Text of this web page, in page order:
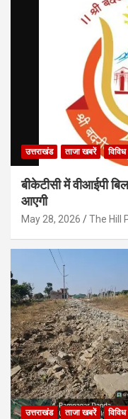
उत्तराखंड ताजा खबरें विविध
बीकेटीसी में वीआईपी
आएगी
May 28, 2026 The Hill
उत्तराखंड ताजा खबरें विविध